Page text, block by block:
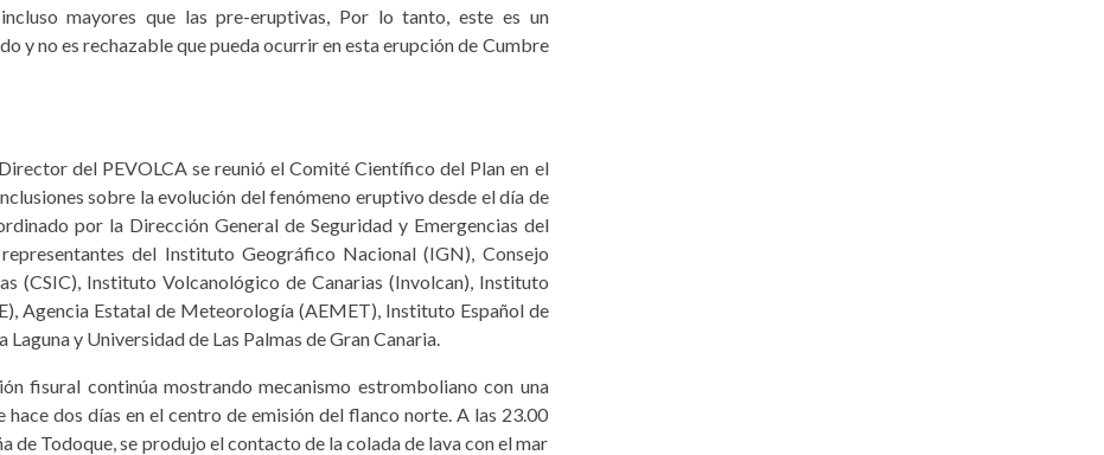
mayores que las pre-eruptivas, Por lo tanto, este es un
y no es rechazable que pueda ocurrir en esta erupción de Cumbre
del PEVOLCA se reunió el Comité Científico del Plan en el
sobre la evolución del fenómeno eruptivo desde el día de
por la Dirección General de Seguridad y Emergencias del
del Instituto Geográfico Nacional (IGN), Consejo
(CSIC), Instituto Volcanológico de Canarias (Involcan), Instituto
Agencia Estatal de Meteorología (AEMET), Instituto Español de
y Universidad de Las Palmas de Gran Canaria.
fisural continúa mostrando mecanismo estromboliano con una
dos días en el centro de emisión del flanco norte. A las 23.00
de Todoque, se produjo el contacto de la colada de lava con el mar